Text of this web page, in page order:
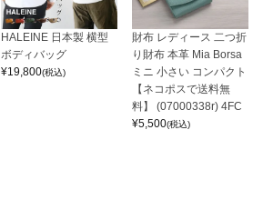
HALEINE 日本製 横型
ボディバッグ
¥19,800(税込)
財布 レディース 二つ折
り財布 本革 Mia Borsa
ミニ 小さい コンパクト
【ネコポスで送料無
料】 (07000338r) 4FC
¥5,500(税込)